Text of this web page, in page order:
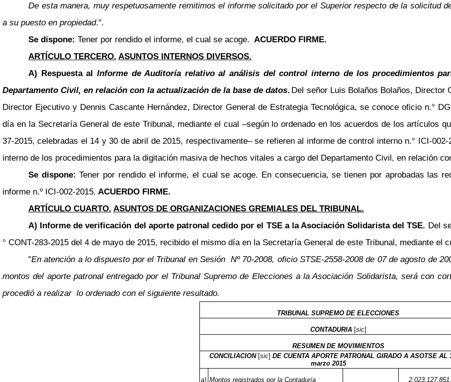
De esta manera, muy respetuosamente remitimos el informe solicitado por el Superior respecto de la solicitud
a su puesto en propiedad.".
Se dispone: Tener por rendido el informe, el cual se acoge. ACUERDO FIRME.
ARTÍCULO TERCERO. ASUNTOS INTERNOS DIVERSOS.
A) Respuesta al Informe de Auditoría relativo al análisis del control interno de los procedimientos
Departamento Civil, en relación con la actualización de la base de datos. Del señor Luis Bolaños Bolaños, Director
Director Ejecutivo y Dennis Cascante Hernández, Director General de Estrategia Tecnológica, se conoce oficio n.°
día en la Secretaría General de este Tribunal, mediante el cual –según lo ordenado en los acuerdos de los artículos
37-2015, celebradas el 14 y 30 de abril de 2015, respectivamente–se refieren al informe de control interno n.° ICI-
interno de los procedimientos para la digitación masiva de hechos vitales a cargo del Departamento Civil, en relación
Se dispone:Tener por rendido el informe, el cual se acoge. En consecuencia, se tienen por aprobadas las
informe n.º ICI-002-2015. ACUERDO FIRME.
ARTÍCULO CUARTO. ASUNTOS DE ORGANIZACIONES GREMIALES DEL TRIBUNAL.
A) Informe de verificación del aporte patronal cedido por el TSE a la Asociación Solidarista del TSE. Del
° CONT-283-2015 del 4 de mayo de 2015, recibido el mismo día en la Secretaría General de este Tribunal, mediante el
"En atención a lo dispuesto por el Tribunal en Sesión Nº 70-2008, oficio STSE-2558-2008 de 07 de agosto de
montos del aporte patronal entregado por el Tribunal Supremo de Elecciones a la Asociación Solidarista, será con
procedió a realizar lo ordenado con el siguiente resultado.
TRIBUNAL SUPREMO DE ELECCIONES
CONTADURIA [sic]
RESUMEN DE MOVIMIENTOS
CONCILIACION [sic] DE CUENTA APORTE PATRONAL GIRADO A ASOTSE AL
marzo 2015
a) Montos registrados por la Contaduría